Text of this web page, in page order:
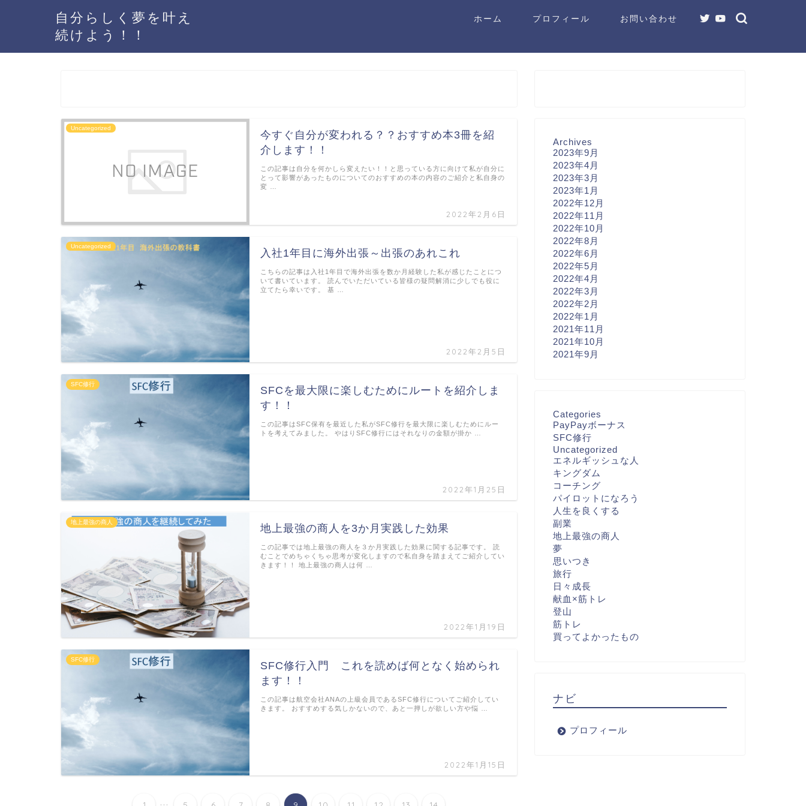
自分らしく夢を叶え
続けよう！！
ホーム プロフィール お問い合わせ
Uncategorized
今すぐ自分が変われる？？おすすめ本3冊を紹
介します！！
2022年2月6日
この記事は自分を何かしら変えたい！！と思っている方に向けて私が自分に
とって影響があったものについてのおすすめの本の内容のご紹介と私自身の
変 …
Uncategorized
入社1年目に海外出張～出張のあれこれ
2022年2月5日
こちらの記事は入社1年目で海外出張を数か月経験した私が感じたことにつ
いて書いています。 読んでいただいている皆様の疑問解消に少しでも役に
立てたら幸いです。 基 …
SFC修行
SFCを最大限に楽しむためにルートを紹介しま
す！！
2022年1月25日
この記事はSFC保有を最近した私がSFC修行を最大限に楽しむためにルー
トを考えてみました。 やはりSFC修行にはそれなりの金額が掛か …
地上最強の商人
地上最強の商人を3か月実践した効果
2022年1月19日
この記事では地上最強の商人を３か月実践した効果に関する記事です。 読
むことでめちゃくちゃ思考が変化しますので私自身を踏まえてご紹介してい
きます！！ 地上最強の商人は何 …
SFC修行
SFC修行入門 これを読めば何となく始められ
ます！！
2022年1月15日
この記事は航空会社ANAの上級会員であるSFC修行についてご紹介してい
きます。 おすすめする気しかないので、あと一押しが欲しい方や悩 …
...
Archives
2023年9月
2023年4月
2023年3月
2023年1月
2022年12月
2022年11月
2022年10月
2022年8月
2022年6月
2022年5月
2022年4月
2022年3月
2022年2月
2022年1月
2021年11月
2021年10月
2021年9月
Categories
PayPayボーナス
SFC修行
Uncategorized
エネルギッシュな人
キングダム
コーチング
パイロットになろう
人生を良くする
副業
地上最強の商人
夢
思いつき
旅行
日々成長
献血×筋トレ
登山
筋トレ
買ってよかったもの
ナビ
プロフィール